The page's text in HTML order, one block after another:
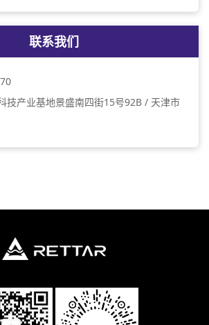
联系我们
技产业基地景盛南四街15号92B / 天津市